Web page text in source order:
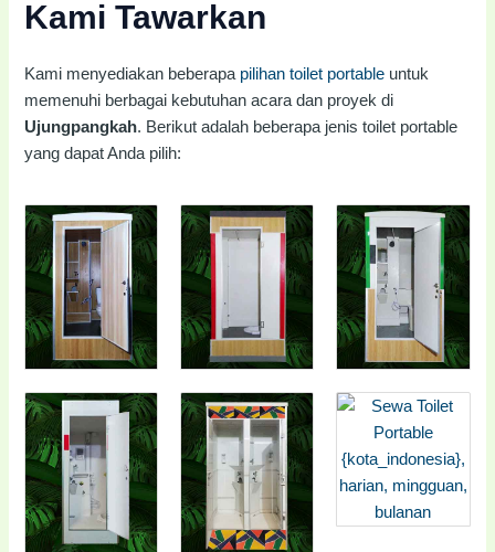
Kami Tawarkan
Kami menyediakan beberapa pilihan toilet portable untuk
memenuhi berbagai kebutuhan acara dan proyek di
Ujungpangkah. Berikut adalah beberapa jenis toilet portable
yang dapat Anda pilih: